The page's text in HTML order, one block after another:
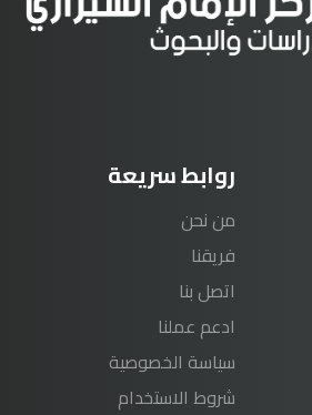
روابط سريعة
من نحن
فريقنا
اتصل بنا
ادعم عملنا
سياسة الخصوصية
شروط الاستخدام